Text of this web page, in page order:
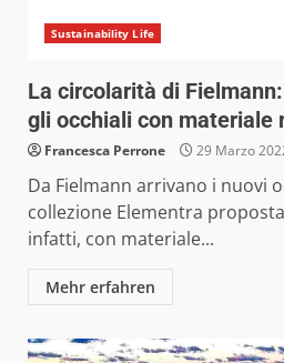
Sustainability Life
La circolarità di
gli occhiali con materiale
Francesca Perrone 29 Marzo
Da Fielmann arrivano i nuovi
collezione Elementra
infatti, con materiale...
Mehr erfahren